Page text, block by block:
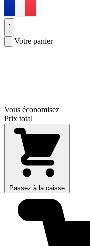
Votre panier
Vous économisez
Prix total
Passez à la caisse